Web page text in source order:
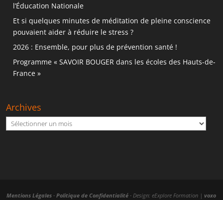
l’Éducation Nationale
Et si quelques minutes de méditation de pleine conscience
pouvaient aider à réduire le stress ?
2026 : Ensemble, pour plus de prévention santé !
Programme « SAVOIR BOUGER dans les écoles des Hauts-de-
France »
Archives
Archives
Mentions Légales -Politique de Confidentialité - Design: eExplore Formation |voxo